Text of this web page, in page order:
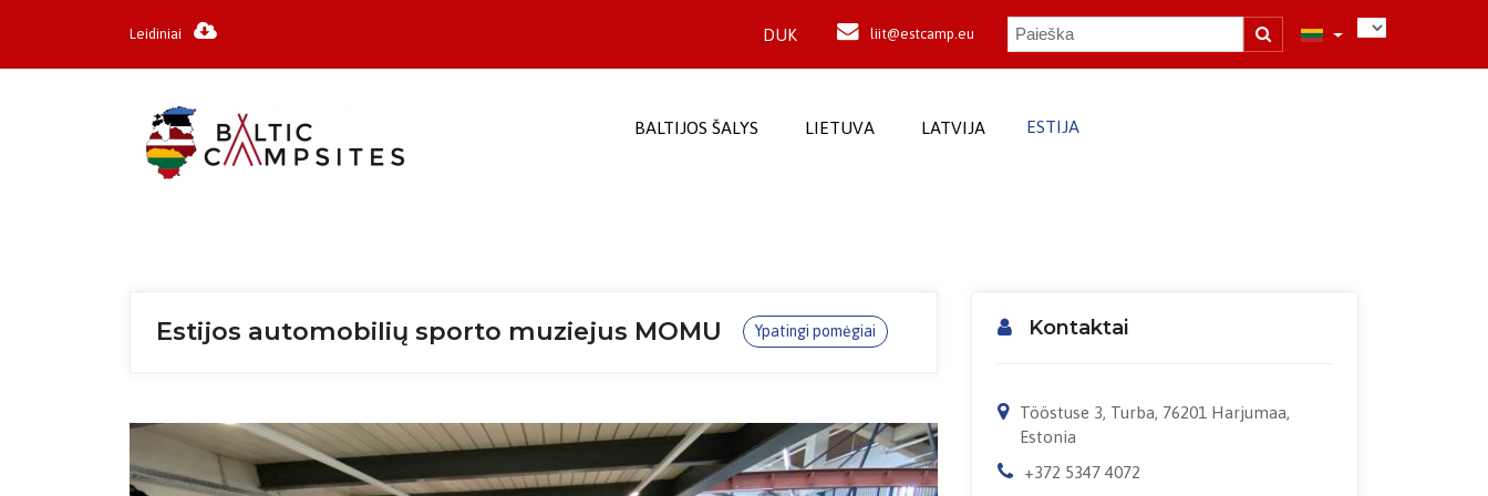
Leidiniai DUK liit@estcamp.eu
BALTIJOS ŠALYS LIETUVA LATVIJA ESTIJA
Estijos automobilių sporto muziejus MOMU Ypatingi pomėgiai Kontaktai
Tööstuse 3, Turba, 76201 Harjumaa,
Estonia
+372 5347 4072